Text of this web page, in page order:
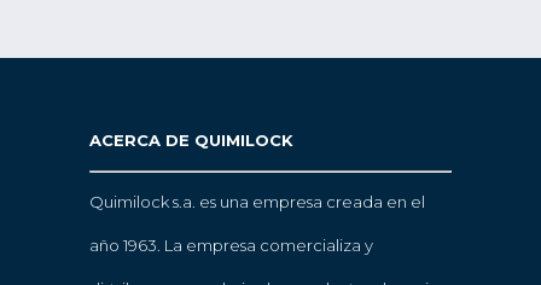
ACERCA DE QUIMILOCK
Quimilock s.a. es una empresa creada en el
año 1963. La empresa comercializa y